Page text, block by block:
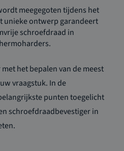
meegegoten tijdens het
unieke ontwerp garandeert
schroefdraad in
het bepalen van de meest
vraagstuk. In de
punten toegelicht
schroefdraadbevestiger in